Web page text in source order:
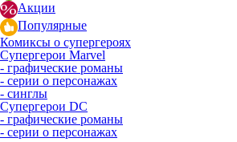
Акции
Популярные
Комиксы о супергероях
Супергерои Marvel
- графические романы
- серии о персонажах
- синглы
Супергерои DC
- графические романы
- серии о персонажах